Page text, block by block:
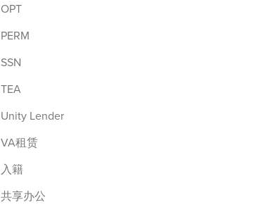
OPT
PERM
SSN
TEA
Unity Lender
VA租赁
入籍
共享办公